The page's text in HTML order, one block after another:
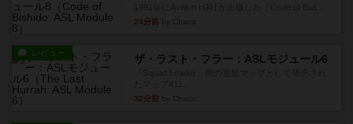
24分前
レビュー ザ・ラスト・フラー：ASLモジュール6
32分前